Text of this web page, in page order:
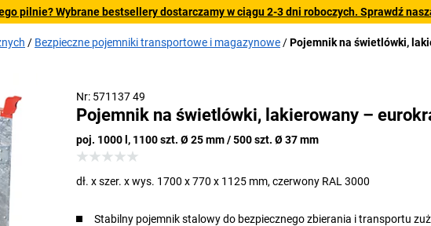
pilnie? Wybrane bestsellery dostarczamy w ciągu 2-3 dni roboczych. Sprawdź
Bezpieczne pojemniki transportowe i magazynowe Pojemnik na świetlówki,
Nr: 571137 49
Pojemnik na świetlówki, lakierowany –
poj. 1000 l, 1100 szt. Ø 25 mm / 500 szt. Ø 37 mm
dł. x szer. x wys. 1700 x 770 x 1125 mm, czerwony RAL 3000
Stabilny pojemnik stalowy do bezpiecznego zbierania i transportu